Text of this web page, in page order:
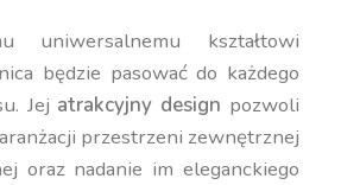
uniwersalnemu kształtowi
będzie pasować do każdego
Jej atrakcyjny design pozwoli
przestrzeni zewnętrznej
oraz nadanie im eleganckiego